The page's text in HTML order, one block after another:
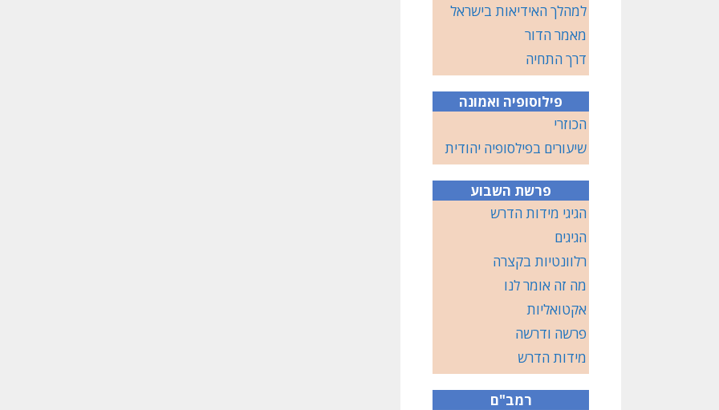
למהלך האידיאות בישראל
מאמר הדור
דרך התחיה
פילוסופיה ואמונה
הכוזרי
שיעורים בפילסופיה יהודית
פרשת השבוע
הגיגי מידות הדרש
הגיגים
רלוונטיות בקצרה
מה זה אומר לנו
אקטואליות
פרשה ודרשה
מידות הדרש
רמב"ם